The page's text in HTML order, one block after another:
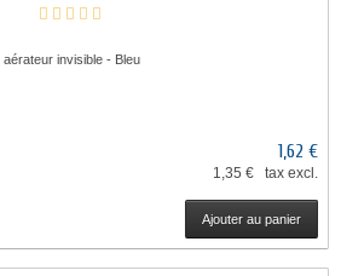
invisible - Bleu
1,62 €
1,35 € tax excl.
Ajouter au panier